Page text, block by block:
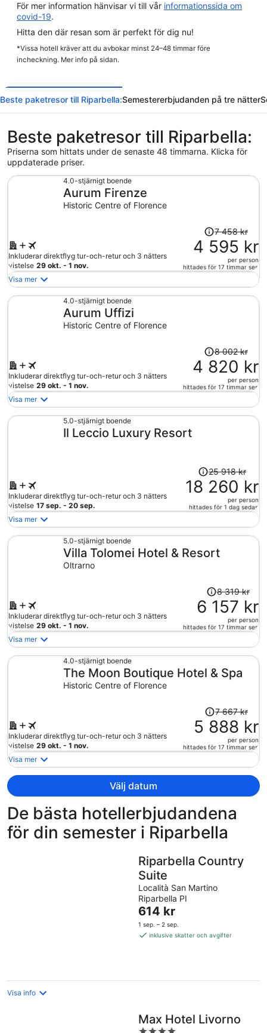
För mer information hänvisar vi till vår informationssida om
covid-19.
Hitta den där resan som är perfekt för dig nu!
*Vissa hotell kräver att du avbokar minst 24–48 timmar före
incheckning. Mer info på sidan.
Beste paketresor till Riparbella:Semestererbjudanden på tre nätter
Beste paketresor till Riparbella:
Priserna som hittats under de senaste 48 timmarna. Klicka för
uppdaterade priser.
4.0-stjärnigt boende
Aurum Firenze
Historic Centre of Florence
Inkluderar direktflyg tur-och-retur och 3 nätters
vistelse 29 okt. - 1 nov.
Priset
var
7
458 kr
är
person
7 458 kr
4 595 kr
per person
hittades för 17 timmar sen
Visa mer
4.0-stjärnigt boende
Aurum Uffizi
Historic Centre of Florence
Inkluderar direktflyg tur-och-retur och 3 nätters
vistelse 29 okt. - 1 nov.
Priset
var
8
002 kr
är
person
8 002 kr
4 820 kr
per person
hittades för 17 timmar sen
Visa mer
5.0-stjärnigt boende
Il Leccio Luxury Resort
Inkluderar direktflyg tur-och-retur och 3 nätters
vistelse 17 sep. - 20 sep.
Priset
var
25
918 kr
är
18
person
25 918 kr
18 260 kr
per person
hittades för 1 dag sedan
Visa mer
5.0-stjärnigt boende
Villa Tolomei Hotel & Resort
Oltrarno
Inkluderar direktflyg tur-och-retur och 3 nätters
vistelse 29 okt. - 1 nov.
Priset
var
8
319 kr
är
6
person
8 319 kr
6 157 kr
per person
hittades för 17 timmar sen
Visa mer
4.0-stjärnigt boende
The Moon Boutique Hotel & Spa
Historic Centre of Florence
Inkluderar direktflyg tur-och-retur och 3 nätters
vistelse 29 okt. - 1 nov.
Priset
var
7
667 kr
är
888 kr
per
person
7 667 kr
5 888 kr
per person
hittades för 17 timmar sen
Visa mer
Välj datum
De bästa hotellerbjudandena
för din semester i Riparbella
Riparbella Country
Suite
Località San Martino
Riparbella PI
Priset
är
614 kr
614 kr
1 sep. – 2 sep.
inklusive skatter och avgifter
Visa info
Max Hotel Livorno